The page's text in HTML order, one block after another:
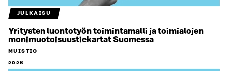
JULKAISU
Yritysten luontotyön toimintamalli ja toimialojen
monimuotoisuustiekartat Suomessa
MUISTIO
2026